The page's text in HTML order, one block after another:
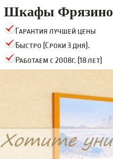
Шкафы Фрязино
Гарантия лучшей цены
Быстро (Сроки 3 дня).
Работаем с 2008г. (18 лет)